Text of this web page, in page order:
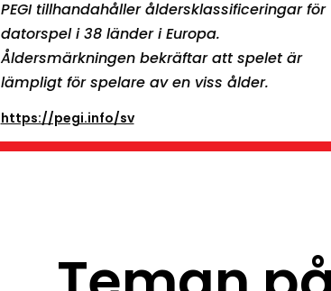
PEGI tillhandahåller åldersklassificeringar för
datorspel i 38 länder i Europa.
Åldersmärkningen bekräftar att spelet är
lämpligt för spelare av en viss ålder.
https://pegi.info/sv